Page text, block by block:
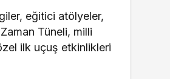
eğitici atölyeler,
Tüneli, milli
ilk uçuş etkinlikleri